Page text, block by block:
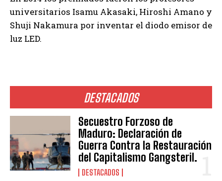
DESTACADOS
Secuestro Forzoso de
Maduro: Declaración de
Guerra Contra la Restauración
del Capitalismo Gangsteril.
DESTACADOS
universitarios Isamu Akasaki, Hiroshi Amano y
Shuji Nakamura por inventar el diodo emisor de
luz LED.